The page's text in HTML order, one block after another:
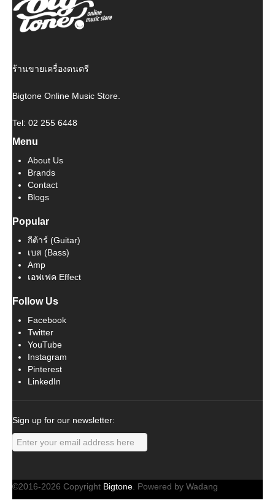
ร้านขายเครื่องดนตรี
Bigtone Online Music Store.
Tel: 02 255 6448
Menu
About Us
Brands
Contact
Blogs
Popular
กีต้าร์ (Guitar)
เบส (Bass)
Amp
เอฟเฟค Effect
Follow Us
Facebook
Twitter
YouTube
Instagram
Pinterest
LinkedIn
Sign up for our newsletter:
©2016-2026 Copyright Bigtone. Powered by Wadang